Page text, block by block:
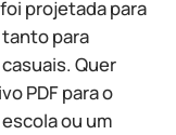
projetada para
para
Quer
PDF para o
ou um